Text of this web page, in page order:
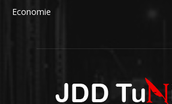
Economie